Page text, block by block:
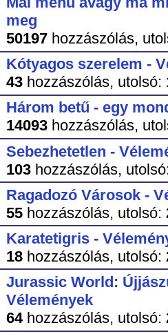
meg
50197hozzászólás,
Kótyagos szerelem -
43hozzászólás, utolsó:
Három betű - egy
14093hozzászólás,
Sebezhetetlen -
103hozzászólás,
Ragadozó Városok -
55hozzászólás, utolsó:
Karatetigris -
18hozzászólás, utolsó:
Jurassic World:
Vélemények
64hozzászólás, utolsó: